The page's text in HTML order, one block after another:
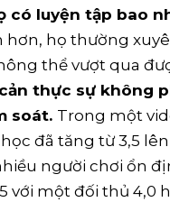
có luyện tập bao
hơn, họ thường
thể vượt qua
thực sự không
soát. Trong một
đã tăng từ 3,5
người chơi ổn
với một đối thủ 4,0